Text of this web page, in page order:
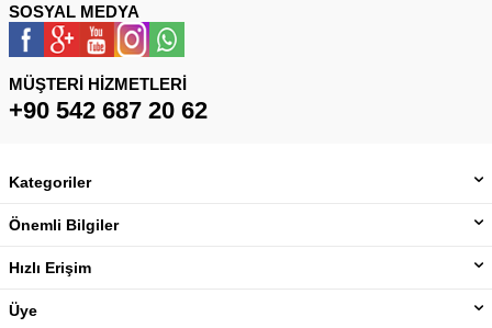
SOSYAL MEDYA
MÜŞTERI HIZMETLERI
+90 542 687 20 62
Kategoriler
Önemli Bilgiler
Hızlı Erişim
Üye